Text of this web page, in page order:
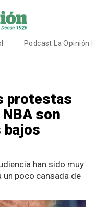
Podcast La Opinión
protestas
son
bajos
han sido muy
poco cansada de